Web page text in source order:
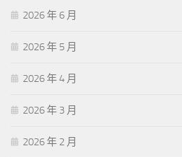
2026 年 6 月
2026 年 5 月
2026 年 4 月
2026 年 3 月
2026 年 2 月